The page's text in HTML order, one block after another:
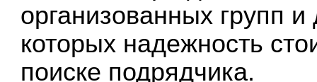
организованных групп
которых надежность
поиске подрядчика.